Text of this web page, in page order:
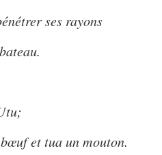
ses rayons
et tua un mouton.